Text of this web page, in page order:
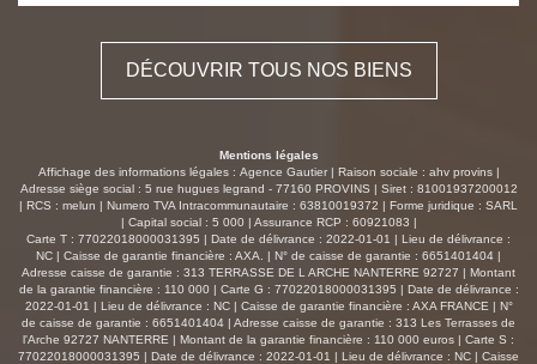
DÉCOUVRIR TOUS NOS BIENS
Mentions légales
Affichage des informations légales : Agence Gautier | Raison sociale : ahv provins |
Adresse siège social : 5 rue hugues legrand - 77160 PROVINS | Siret : 81001937200012
| RCS : melun | Numero TVA Intracommunautaire : 63810019372 | Forme juridique : SARL
| Capital social : 5 000 | Assurance RCP : 60921083 |
Carte T : 77022018000031395 | Date de délivrance : 2022-01-01 | Lieu de délivrance :
NC | Caisse de garantie financière : AXA. | N° de caisse de garantie : 6651401404 |
Adresse caisse de garantie : 313 TERRASSE DE L ARCHE NANTERRE 92727 | Montant
de la garantie financière : 110 000 | Carte G : 77022018000031395 | Date de délivrance :
2022-01-01 | Lieu de délivrance : NC | Caisse de garantie financière : AXA FRANCE | N°
de caisse de garantie : 6651401404 | Adresse caisse de garantie : 313 Les Terrasses de
l'Arche 92727 NANTERRE | Montant de la garantie financière : 110 000 euros | Carte S :
77022018000031395 | Date de délivrance : 2022-01-01 | Lieu de délivrance : NC | Caisse